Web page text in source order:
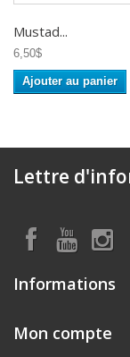
Mustad...
6,50$
Ajouter au panier
Lettre
Informations
Mon compte